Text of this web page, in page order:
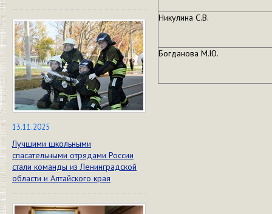
13.11.2025
Лучшими школьными
спасательными отрядами России
стали команды из Ленинградской
области и Алтайского края
Никулина С.В.
Богданова М.Ю.